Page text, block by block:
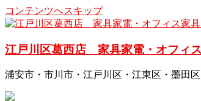
コンテンツへスキップ
江戸川区葛西店 家具家電・オフィ
浦安市・市川市・江戸川区・江東区・墨田